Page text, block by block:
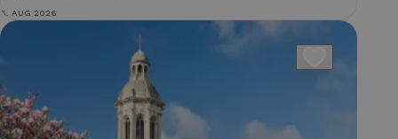
5. AUG 2026